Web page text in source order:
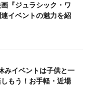
『ジュラシック・ワ
イベントの魅力を紹
みイベントは子供と一
もう！お手軽・近場